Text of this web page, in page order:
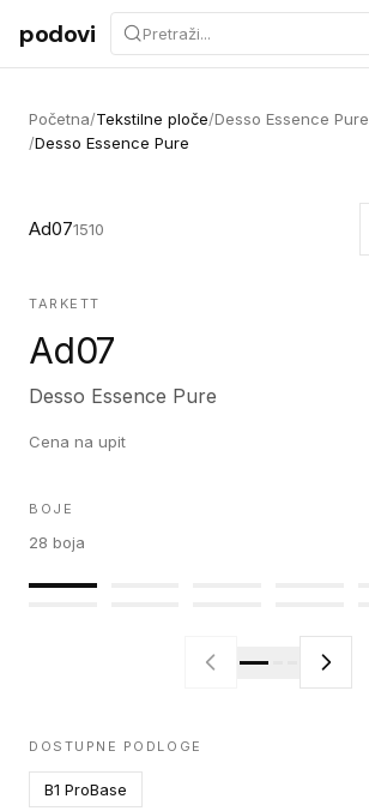
Preskoči na sadržaj
podovi
Početna/Tekstilne ploče/Desso Essence Pure
/Desso Essence Pure
Ad071510
TARKETT
Ad07
Desso Essence Pure
Cena na upit
BOJE
28 boja
DOSTUPNE PODLOGE
B1 ProBase